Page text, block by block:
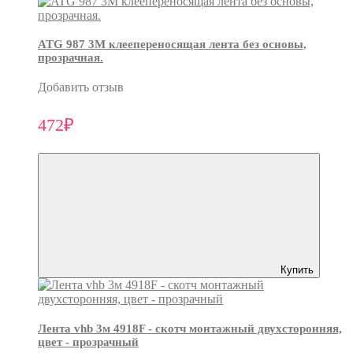
ATG 987 3М клеепереносящая лента без основы,
прозрачная.
Добавить отзыв
472₽
Купить
Лента vhb 3м 4918F - скотч монтажный двухсторонняя,
цвет - прозрачный